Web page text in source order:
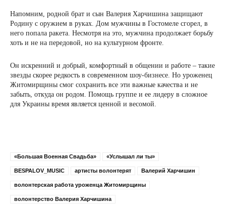
Напомним, родной брат и сын Валерия Харчишина защищают
Родину с оружием в руках. Дом мужчины в Гостомеле сгорел, в
него попала ракета. Несмотря на это, мужчина продолжает борьбу
хоть и не на передовой, но на культурном фронте.
Он искренний и добрый, комфортный в общении и работе – такие
звезды скорее редкость в современном шоу-бизнесе. Но уроженец
Житомирщины смог сохранить все эти важные качества и не
забыть, откуда он родом. Помощь группе и ее лидеру в сложное
для Украины время является ценной и весомой.
«Большая Военная Свадьба» «Услышал ли ты»
BESPALOV_MUSIC артисты волонтерят Валерий Харчишин
волонтерская работа уроженца Житомирщины
волонтерство Валерия Харчишина